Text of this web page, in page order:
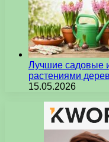
Лучшие садовые
растениями
15.05.2026